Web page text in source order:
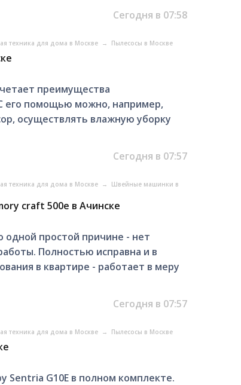
Сегодня в 07:58
техника для дома в Москве → Пылесосы в Москве
преимущества
его помощью можно, например,
осуществлять влажную уборку
Сегодня в 07:57
техника для дома в Москве → Швейные машинки в
craft 500e в Ачинске
одной простой причине - нет
Полностью исправна и в
в квартире - работает в меру
Сегодня в 07:57
техника для дома в Москве → Пылесосы в Москве
Sentria G10E в полном комплекте.